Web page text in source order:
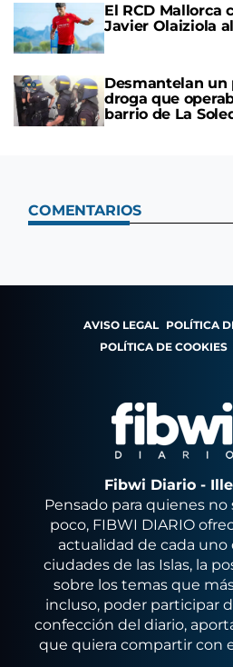
El RCD Mallorca
Javier Olaiziola
Desmantelan
droga que
barrio de La
COMENTARIOS
AVISO LEGAL POLÍTICA
POLÍTICA DE COOKIES
Fibwi Diario -
Pensado para quienes
poco, FIBWI DIARIO
actualidad de cada uno
ciudades de las Islas, la
sobre los temas que
incluso, poder participar
confección del diario,
que quiera compartir con